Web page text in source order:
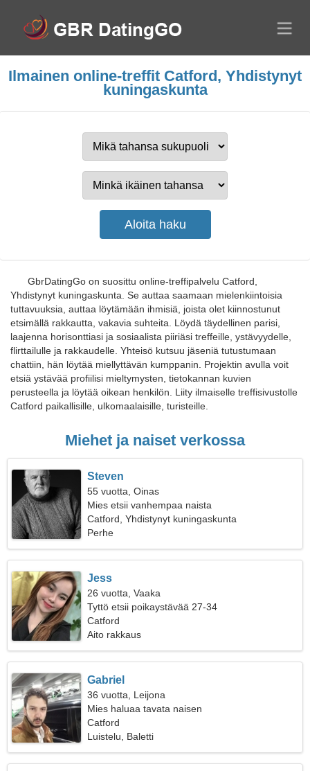
Ilmainen online-treffit Catford, Yhdistynyt
kuningaskunta
GbrDatingGo on suosittu online-treffipalvelu Catford,
Yhdistynyt kuningaskunta. Se auttaa saamaan mielenkiintoisia
tuttavuuksia, auttaa löytämään ihmisiä, joista olet kiinnostunut
etsimällä rakkautta, vakavia suhteita. Löydä täydellinen parisi,
laajenna horisonttiasi ja sosiaalista piiriäsi treffeille, ystävyydelle,
flirttailulle ja rakkaudelle. Yhteisö kutsuu jäseniä tutustumaan
chattiin, hän löytää miellyttävän kumppanin. Projektin avulla voit
etsiä ystävää profiilisi mieltymysten, tietokannan kuvien
perusteella ja löytää oikean henkilön. Liity ilmaiselle treffisivustolle
Catford paikallisille, ulkomaalaisille, turisteille.
Miehet ja naiset verkossa
Steven
55 vuotta, Oinas
Mies etsii vanhempaa naista
Catford, Yhdistynyt kuningaskunta
Perhe
Jess
26 vuotta, Vaaka
Tyttö etsii poikaystävää 27-34
Catford
Aito rakkaus
Gabriel
36 vuotta, Leijona
Mies haluaa tavata naisen
Catford
Luistelu, Baletti